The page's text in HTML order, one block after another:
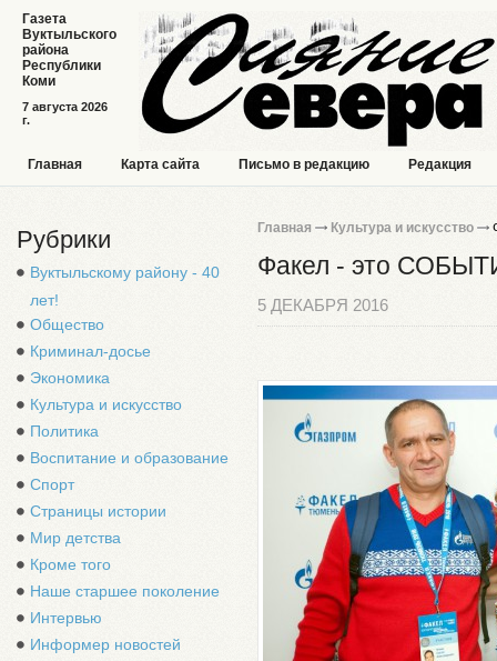
7 августа 2026
г.
Газета
Вуктыльского
района
Республики
Коми
Главная Карта сайта Письмо в редакцию Редакция
Рубрики
Вуктыльскому району - 40
лет!
Общество
Криминал-досье
Экономика
Культура и искусство
Политика
Воспитание и образование
Спорт
Страницы истории
Мир детства
Кроме того
Наше старшее поколение
Интервью
Информер новостей
Главная Культура и искусство
Факел - это
5 ДЕКАБРЯ 2016